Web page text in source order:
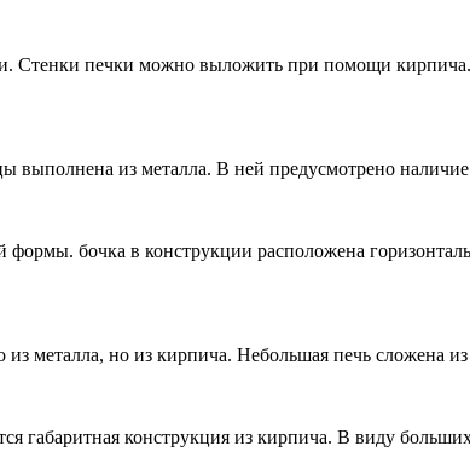
Стенки печки можно выложить при помощи
выполнена из металла. В ней предусмотрено
формы. бочка в конструкции расположена
металла, но из кирпича. Небольшая печь сложена
габаритная конструкция из кирпича. В виду